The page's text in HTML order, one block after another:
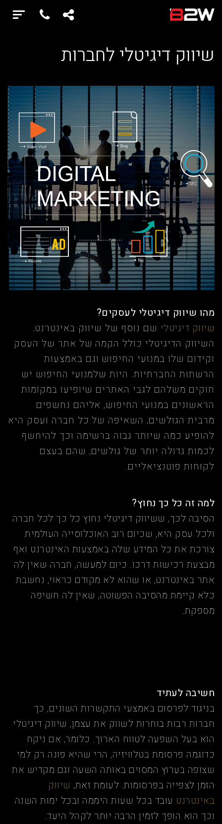
שיווק דיגיטלי לחברות
מהו שיווק דיגיטלי לעסקים?
שיווק דיגיטלי שם נוסף של שיווק באינטרנט.
השיווק הדיגיטלי כולל הקמה של אתר של העסק
וקידום שלו במנועי החיפוש וגם באמצעות
הרשתות החברתיות. היות שלמנועי החיפוש יש
חוקים משלהם לגבי האתרים שיופיעו במקומות
הראשונים במנועי החיפוש, אליהם נחשפים
מרבית הגולשים, השאיפה של כל חברה ועסק היא
להופיע כמה שיותר גבוה ברשימה וכך להיחשף
לכמות גדולה יותר של גולשים, שהם בעצם
לקוחות פוטנציאליים.
למה זה כל כך נחוץ?
הסיבה לכך, ששיווק דיגיטלי נחוץ כל כך לכל חברה
ולכל עסק היא, שכיום רוב האוכלוסייה העולמית
צורכת את כל המידע שלה באמצעות האינטרנט ואף
מבצעת רכישות דרכו. כיום למעשה, חברה שאין לה
אתר באינטרנט, או שהוא לא מקודם כראוי, נחשבת
כלא קיימת מהסיבה הפשוטה, שאין לה חשיפה
מספקת.
חשיבה לעתיד
בניגוד לפרסום באמצעי התקשרות השונים, כך
חברות רבות בוחרות לשווק את עצמן, שיווק דיגיטלי
הוא בעל השפעה לטווח הארוך. כלומר, אם ניקח
כדוגמה פרסומת בטלוויזיה, הרי שהיא פונה רק למי
שצופה בערוץ המסוים באותה השעה וגם מקדיש את
הזמן לצפייה בפרסומות. לעומת זאת, שיווק
באינטרנט עובד בכל שעות היממה ובכל ימות השנה
וכך הוא הופך לזמין הרבה יותר לקהל היעד.